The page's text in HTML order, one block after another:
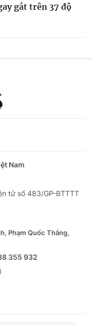
gắt trên 37 độ
Nam
tử số 483/GP-BTTTT
Phạm Quốc Thắng,
355 932